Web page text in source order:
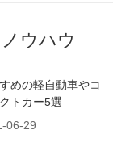
ウハウ
めの軽自動車やコ
トカー5選
06-29